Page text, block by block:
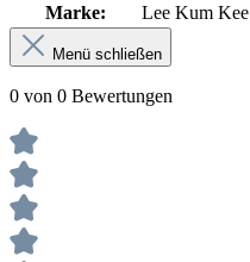
Marke:
Lee Kum Kee
Menü schließen
0 von 0 Bewertungen